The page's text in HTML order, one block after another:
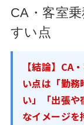
CA・客室
すい点
【結論】CA
い点は「勤務
い」「出張
なイメージ